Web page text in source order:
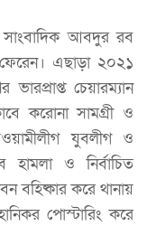
আবদুর রব
এছাড়া ২০২১
চেয়ারম্যান
করোনা সামগ্রী ও
যুবলীগ ও
হামলা ও নির্বাচিত
বহিষ্কার করে থানায়
পোস্টারিং করে